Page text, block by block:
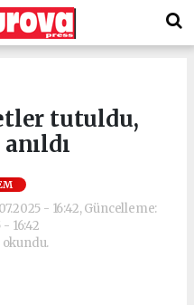
tutuldu,
- 16:42, Güncelleme:
- 16:42
okundu.